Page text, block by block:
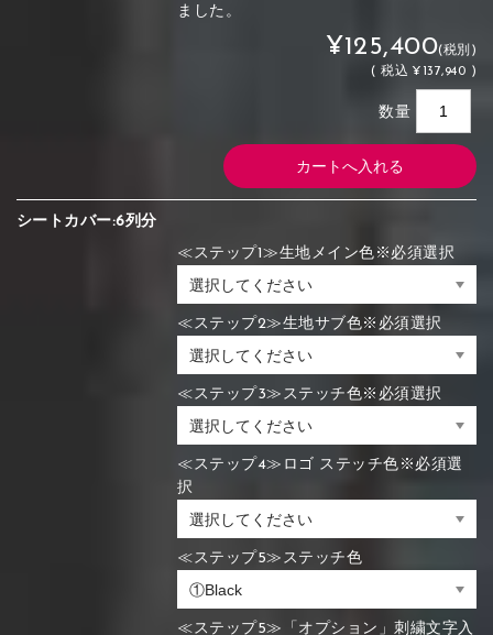
ました。
¥125,400(税別)
(税込 ¥137,940 )
数量
シートカバー:6列分
≪ステップ1≫生地メイン色※必須選択
≪ステップ2≫生地サブ色※必須選択
≪ステップ3≫ステッチ色※必須選択
≪ステップ4≫ロゴ ステッチ色※必須選
択
≪ステップ5≫ステッチ色
≪ステップ5≫「オプション」刺繍文字入